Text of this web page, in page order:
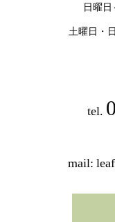
日曜
土曜日・
tel.
mail: